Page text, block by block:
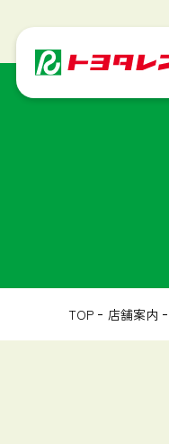
TOP 店舗案内